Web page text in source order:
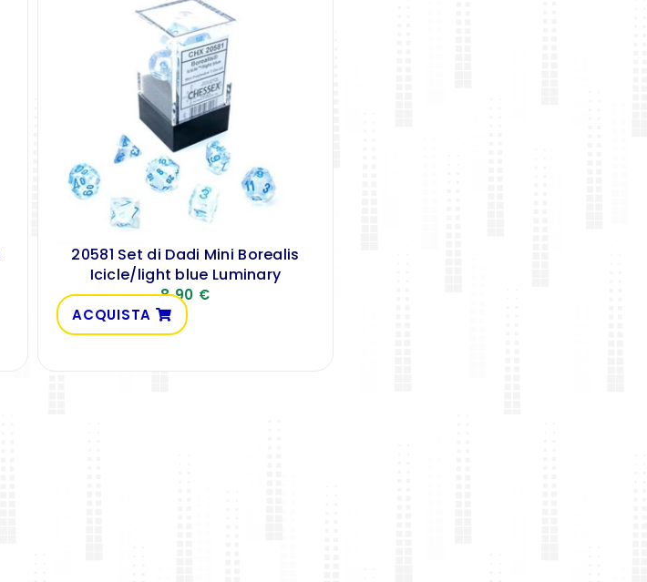
20581 Set di Dadi Mini Borealis
Icicle/light blue Luminary
8,90 €
ACQUISTA